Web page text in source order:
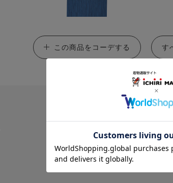
この商品をコーデする す
レビュ